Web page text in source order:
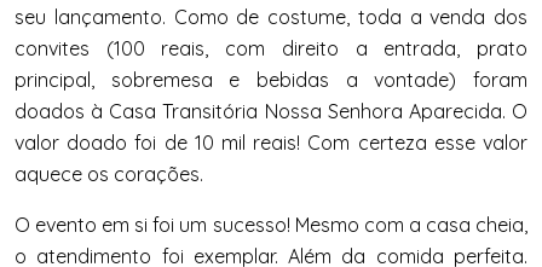
seu lançamento. Como de costume, toda a venda dos
convites (100 reais, com direito a entrada, prato
principal, sobremesa e bebidas a vontade) foram
doados à Casa Transitória Nossa Senhora Aparecida. O
valor doado foi de 10 mil reais! Com certeza esse valor
aquece os corações.
O evento em si foi um sucesso! Mesmo com a casa cheia,
o atendimento foi exemplar. Além da comida perfeita.